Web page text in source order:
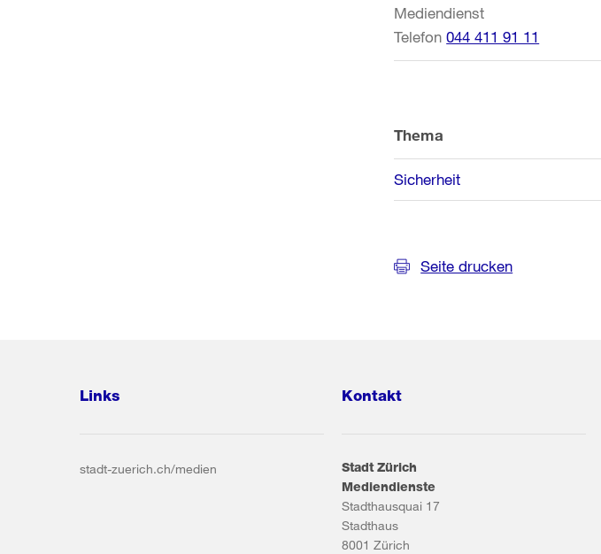
Mediendienst
Telefon 044 411 91 11
Thema
Sicherheit
Seite drucken
Links
stadt-zuerich.ch/medien
Kontakt
Stadt Zürich
Mediendienste
Stadthausquai 17
Stadthaus
8001 Zürich